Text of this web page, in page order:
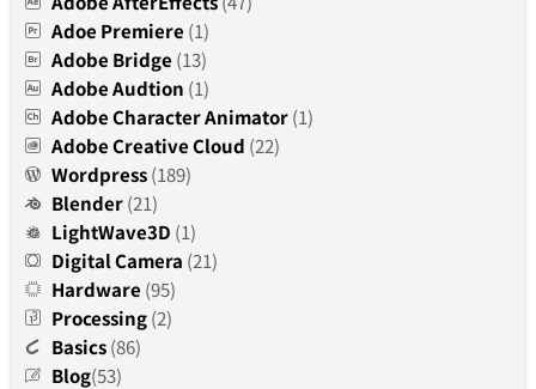
Adoe Premiere (1)
Adobe Bridge (13)
Adobe Audtion (1)
Adobe Character Animator(1)
Adobe Creative Cloud (22)
Wordpress(189)
Blender(21)
LightWave3D (1)
Digital Camera (21)
Hardware (95)
Processing(2)
Basics(86)
Blog(53)